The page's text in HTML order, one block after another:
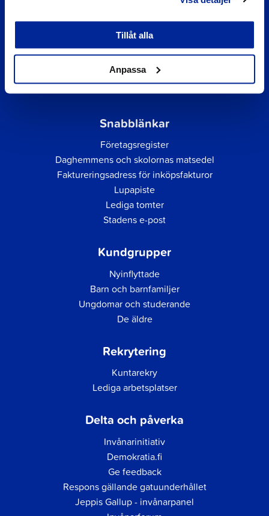
Tillåt alla
Anpassa
Snabblänkar
Företagsregister
Daghemmens och skolornas matsedel
Faktureringsadress för inköpsfakturor
Lupapiste
Lediga tomter
Stadens e-post
Kundgrupper
Nyinflyttade
Barn och barnfamiljer
Ungdomar och studerande
De äldre
Rekrytering
Kuntarekry
Lediga arbetsplatser
Delta och påverka
Invånarinitiativ
Demokratia.fi
Ge feedback
Respons gällande gatuunderhållet
Jeppis Gallup - invånarpanel